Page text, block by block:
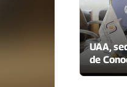
UAA,
de